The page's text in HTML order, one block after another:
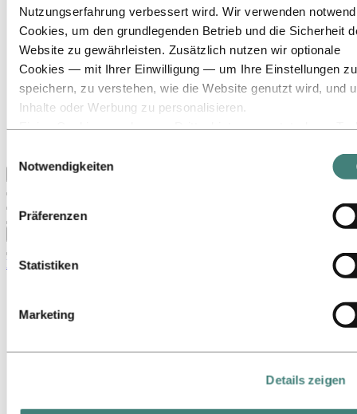
Nutzungserfahrung verbessert wird. Wir verwenden
Cookies, um den grundlegenden Betrieb und die Sicherheit
Website zu gewährleisten. Zusätzlich nutzen wir optionale
Cookies — mit Ihrer Einwilligung — um Ihre Einstellungen zu
speichern, zu verstehen, wie die Website genutzt wird, und
Inhalte oder Werbung zu personalisieren.
Diese Drittanbieter können die Informationen, die sie über
kombinieren, die Sie ihnen bereitgestellt haben oder die sie
Ihre Nutzung ihrer Dienste gesammelt haben. Der
Verantwortliche für die Verarbeitung der durch dieses Cookie
erhobenen personenbezogenen Daten. In der
sich handelt.
Notwendigkeiten
Präferenzen
Statistiken
Marketing
Details zeigen
Wichtige Industrien schaffen
Unser Zweck und unsere Werte
Unsere Strategie
Niederlande
Luxemburg
Publications
Sponsorships
Zurück zum Hauptmenü
Medien
News abonnieren
Themen der Agenda